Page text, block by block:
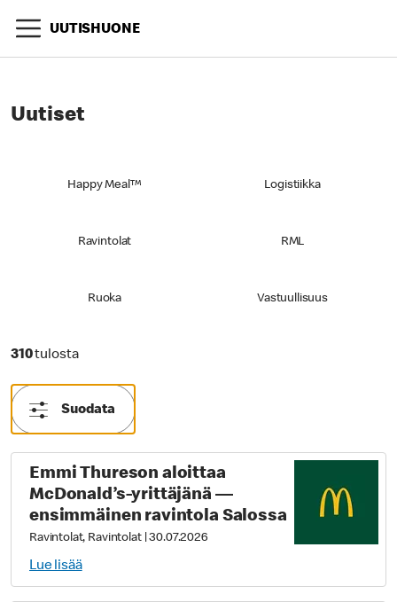
UUTISHUONE
Uutiset
Happy Meal™ Logistiikka
Ravintolat RML
Ruoka Vastuullisuus
310tulosta310 tulosta
Suodata
Emmi Thureson aloittaa
McDonald’s-yrittäjänä —
ensimmäinen ravintola Salossa
Ravintolat, Ravintolat|30.07.2026
Lue lisää